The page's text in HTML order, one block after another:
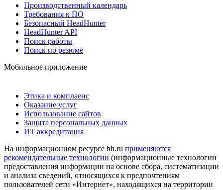
Производственный календарь
Требования к ПО
Безопасный HeadHunter
HeadHunter API
Поиск работы
Поиск по резюме
Мобильное приложение
Этика и комплаенс
Оказание услуг
Использование сайтов
Защита персональных данных
ИТ аккредитация
На информационном ресурсе hh.ru применяются
рекомендательные технологии (информационные технологии
предоставления информации на основе сбора, систематизации
и анализа сведений, относящихся к предпочтениям
пользователей сети «Интернет», находящихся на территории